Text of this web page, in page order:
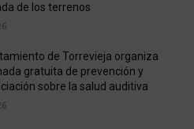
de los terrenos
de Torrevieja organiza
gratuita de prevención y
sobre la salud auditiva